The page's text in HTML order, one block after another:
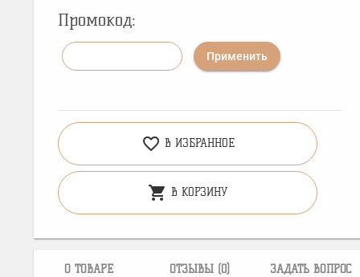
Промокод:
Применить
favorite_border В ИЗБРАННОЕ
shopping_cart В КОРЗИНУ
О ТОВАРЕ ОТЗЫВЫ (0) ЗАДАТЬ ВОПРОС